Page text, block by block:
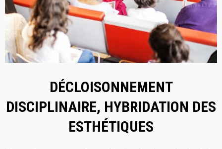
DÉCLOISONNEMENT
DISCIPLINAIRE, HYBRIDATION DES
ESTHÉTIQUES